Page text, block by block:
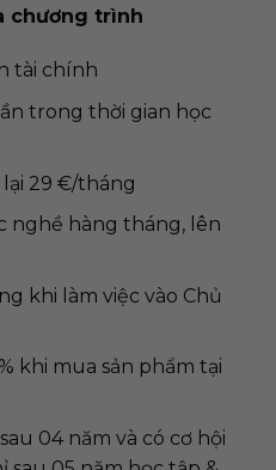
chương trình
tài chính
trong thời gian học
29 €/tháng
nghề hàng tháng, lên
khi làm việc vào Chủ
khi mua sản phẩm tại
04 năm và có cơ hội